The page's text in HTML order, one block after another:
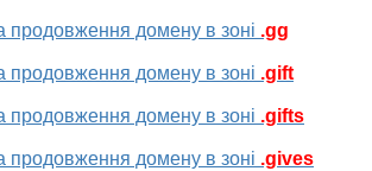
продовження домену в зоні .gg
продовження домену в зоні .gift
продовження домену в зоні .gifts
продовження домену в зоні .gives